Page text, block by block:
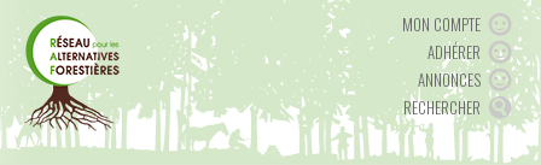
MON COMPTE
ADHÉRER
ANNONCES
RECHERCHER